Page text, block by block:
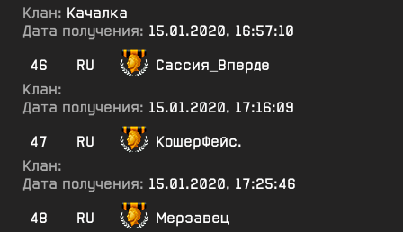
Клан: Качалка
Дата получения: 15.01.2020, 16:57:10
46
RU
Сассия_Вперде
Клан:
Дата получения: 15.01.2020, 17:16:09
47
RU
КошерФейс.
Клан:
Дата получения: 15.01.2020, 17:25:46
48
RU
Мерзавец